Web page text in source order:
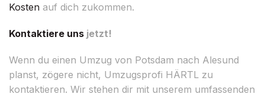
Kosten auf dich zukommen.
Kontaktiere uns jetzt!
Wenn du einen Umzug von Potsdam nach Alesund
planst, zögere nicht, Umzugsprofi HÄRTL zu
kontaktieren. Wir stehen dir mit unserem umfassenden